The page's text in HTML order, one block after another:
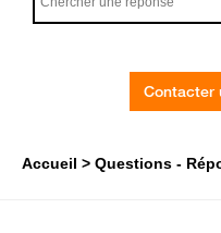
Contacter
Accueil Questions -